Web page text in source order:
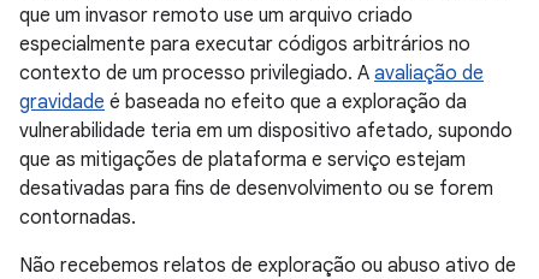
que um invasor remoto use um arquivo criado
especialmente para executar códigos arbitrários no
contexto de um processo privilegiado. A avaliação de
gravidade é baseada no efeito que a exploração da
vulnerabilidade teria em um dispositivo afetado, supondo
que as mitigações de plataforma e serviço estejam
desativadas para fins de desenvolvimento ou se forem
contornadas.
Não recebemos relatos de exploração ou abuso ativo de